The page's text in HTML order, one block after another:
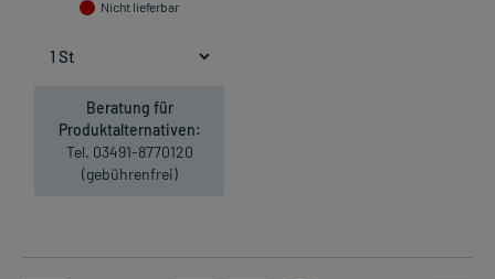
Nicht lieferbar
Beratung für
Produktalternativen:
Tel. 03491-8770120
(gebührenfrei)